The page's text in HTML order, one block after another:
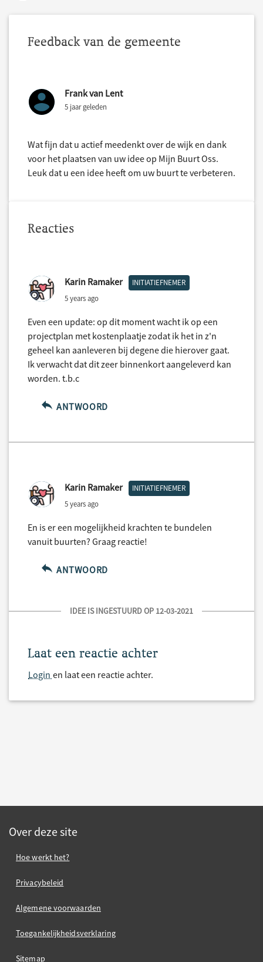
Feedback van de gemeente
Frank van Lent
5 jaar geleden
Wat fijn dat u actief meedenkt over de wijk en dank
voor het plaatsen van uw idee op Mijn Buurt Oss.
Leuk dat u een idee heeft om uw buurt te verbeteren.
Reacties
Karin Ramaker INITIATIEFNEMER
5 years ago
Even een update: op dit moment wacht ik op een
projectplan met kostenplaatje zodat ik het in z'n
geheel kan aanleveren bij degene die hierover gaat.
Ik verwacht dat dit zeer binnenkort aangeleverd kan
worden. t.b.c
ANTWOORD
Karin Ramaker INITIATIEFNEMER
5 years ago
En is er een mogelijkheid krachten te bundelen
vanuit buurten? Graag reactie!
ANTWOORD
IDEE IS INGESTUURD OP 12-03-2021
Laat een reactie achter
Login en laat een reactie achter.
Over deze site
Hoe werkt het?
Privacybeleid
Algemene voorwaarden
Toegankelijkheidsverklaring
Sitemap